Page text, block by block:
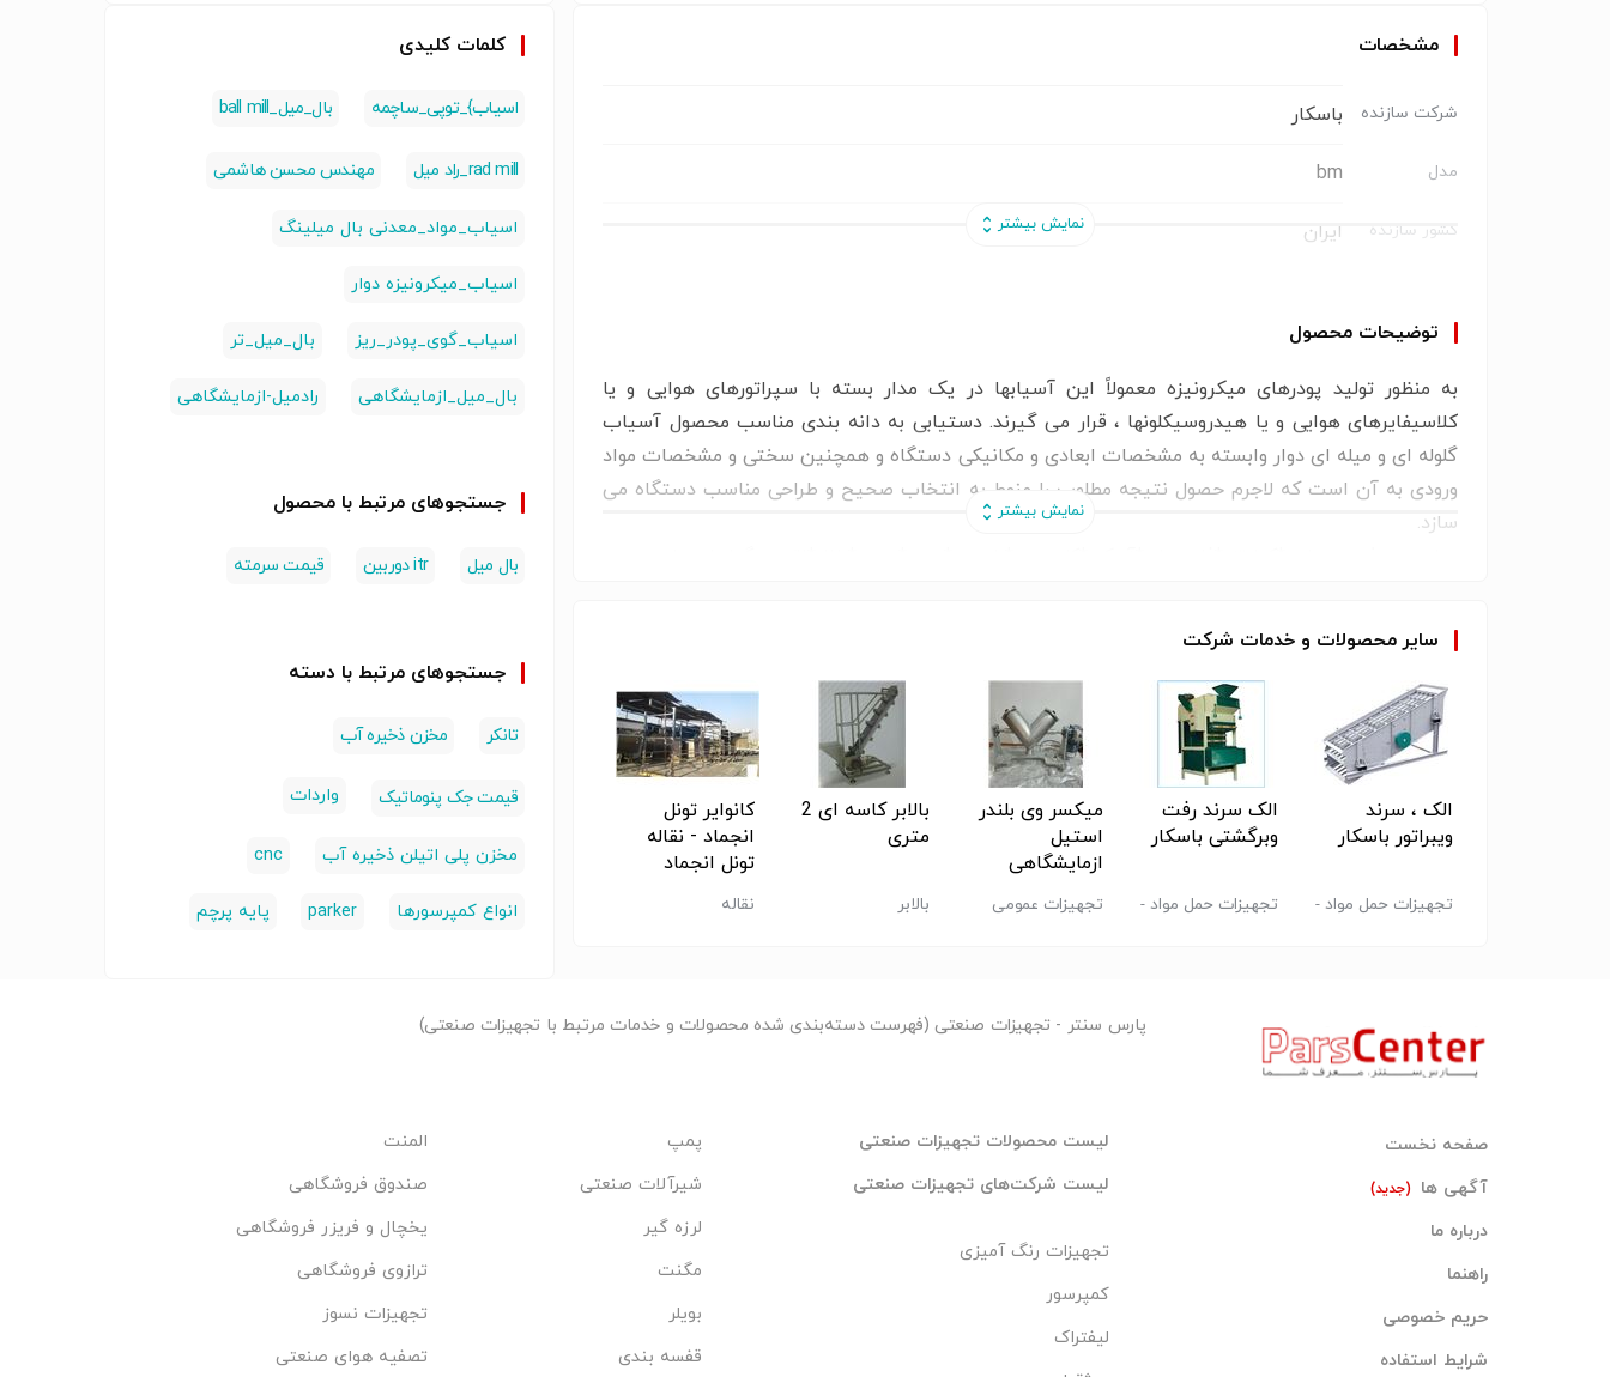
مشخصات
شرکت سازنده باسکار
مدل bm
کشور سازنده ایران
توضیحات محصول
به منظور تولید پودرهای میکرونیزه معمولاً این آسیابها در یک مدار بسته با سپراتورهای هوایی و یا
کلاسیفایرهای هوایی و یا هیدروسیکلونها ،­ قرار می­ گیرند. دستیابی به دانه بندی مناسب محصول آسیاب
گلوله ای و میله ای دوار وابسته به مشخصات ابعادی و مکانیکی دستگاه و همچنین سختی و مشخصات مواد
ورودی به آن است که لاجرم حصول نتیجه مطلوب را منوط به انتخاب صحیح و طراحی مناسب دستگاه می
سازد.
ichcfs'l;im
سایرمحصولات و خدمات شرکت
الک ، سرند
ویبراتور باسکار
تجهیزات حمل مواد -
الک سرند رفت
وبرگشتی باسکار
تجهیزات حمل مواد -
میکسر وی بلندر
استیل
ازمایشگاهی
تجهیزات عمومی
بالابر کاسه ای 2
متری
بالابر
کانوایر تونل
انجماد - نقاله
تونل انجماد
نقاله
الک ، سرند
تجهیزات حمل مواد -
الک سرند رفت
تجهیزات حمل مواد -
تجهیزات عمومی
آزمایشگاه
کلمات کلیدی
اسیاب}_توپی_ساچمه بال_میل_ball mill
rad mill_راد میل مهندس محسن هاشمی
اسیاب_مواد_معدنی بال میلینگ
اسیاب_میکرونیزه دوار
اسیاب_گوی_پودر_ریز بال_میل_تر
بال_میل_ازمایشگاهی رادمیل-ازمایشگاهی
جستجوهای مرتبط با محصول
بال میل itr دوربین قیمت سرمته
جستجوهای مرتبط با دسته
تانکر مخزن ذخیره آب
قیمت جک پنوماتیک واردات
مخزن پلی اتیلن ذخیره آب cnc
انواع کمپرسورها parker پایه پرچم
صفحه نخست
آگهی ها
(جدید)
درباره ما
راهنما
حریم خصوصی
شرایط استفاده
پارس سنتر - تجهیزات صنعتی (فهرست دسته‌بندی شده محصولات و خدمات مرتبط با تجهیزات صنعتی)
لیست محصولات تجهیزات صنعتی
لیست شرکت‌های تجهیزات صنعتی
تجهیزات رنگ آمیزی
کمپرسور
لیفتراک
پمپ
شیرآلات صنعتی
لرزه گیر
مگنت
بویلر
قفسه بندی
المنت
صندوق فروشگاهی
یخچال و فریزر فروشگاهی
ترازوی فروشگاهی
تجهیزات نسوز
تصفیه هوای صنعتی